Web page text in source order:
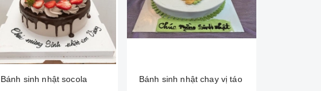
Bánh sinh nhật socola Bánh sinh nhật chay vị táo